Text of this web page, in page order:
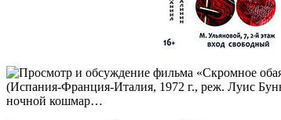
(Испания-Франция-Италия, 1972 г., реж. Луис
ночной кошмар…